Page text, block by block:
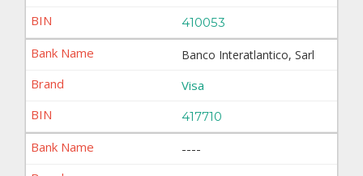
410053
Banco Interatlantico, Sarl
Visa
417710
----